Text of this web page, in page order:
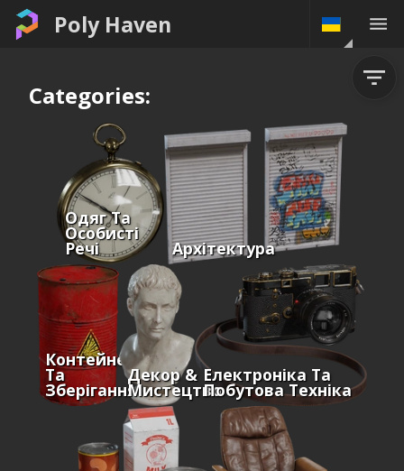
Poly Haven
Categories:
Одяг Та
Особисті
Речі Архітектура
Контейнери
Та
Зберігання
Декор &
Мистецтво
Електроніка Та
Побутова Техніка